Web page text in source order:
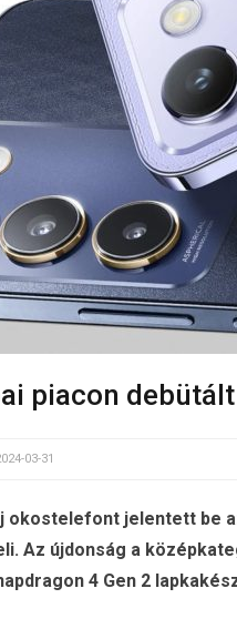
piacon debütált
03-31
okostelefont jelentett be
Az újdonság a
4 Gen 2